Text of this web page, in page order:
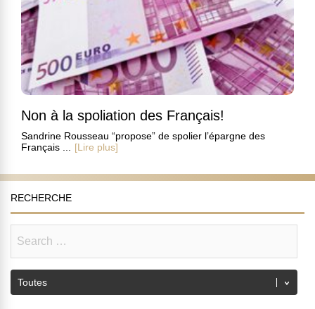
Non à la spoliation des Français!
Sandrine Rousseau “propose” de spolier l’épargne des
Français ...
[Lire plus]
RECHERCHE